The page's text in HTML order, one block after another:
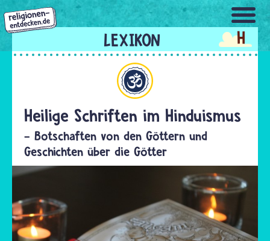
Direkt
zum
Inhalt
H
Heilige Schriften im Hinduismus
- Botschaften von den Göttern und
Geschichten über die Götter